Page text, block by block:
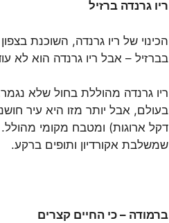
ריו גרנדה ברזיל
הכינוי של ריו גרנדה, השוכנת
בברזיל – אבל ריו גרנדה הוא לא
ריו גרנדה מהוללת בחול שלא
בעולם, אבל יותר מזו היא עיר
דקל ארוגות) ומטבח מקומי
שמשלבת אקורדיון ותופים ברקע.
ברמודה – כי החיים קצרים